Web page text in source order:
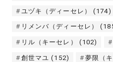
ユヅキ（ディーセレ） (174)
リメンバ（ディーセレ）
リル（キーセレ） (102)
創世マユ (152) 夢限（キ